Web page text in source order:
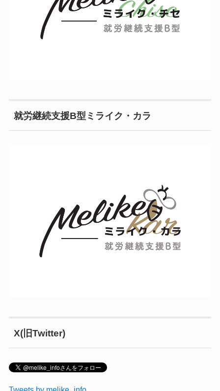
就労継続支援B型ミライク・カラ
X(旧Twitter)